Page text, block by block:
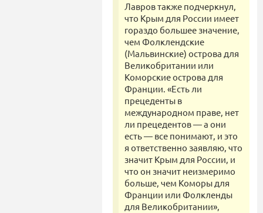
Лавров также подчеркнул,
что Крым для России имеет
гораздо большее значение,
чем Фолклендские
(Мальвинские) острова для
Великобритании или
Коморские острова для
Франции. «Есть ли
прецеденты в
международном праве, нет
ли прецедентов — а они
есть — все понимают, и это
я ответственно заявляю, что
значит Крым для России, и
что он значит неизмеримо
больше, чем Коморы для
Франции или Фолкленды
для Великобритании»,